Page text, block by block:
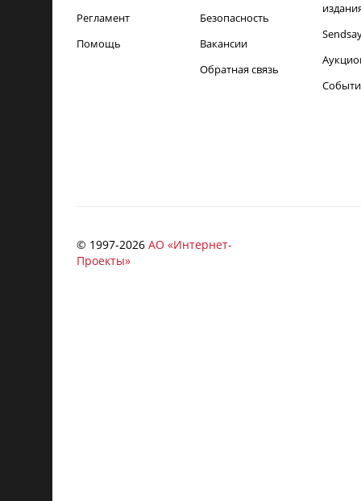
Регламент
Помощь
Безопасность
Вакансии
Обратная связь
© 1997-2026 АО «Интернет-
Проекты»